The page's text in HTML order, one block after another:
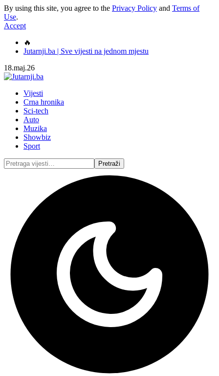
By using this site, you agree to the Privacy Policy and Terms of
Use.
Accept
🔥
Jutarnji.ba | Sve vijesti na jednom mjestu
18.maj.26
Vijesti
Crna hronika
Sci-tech
Auto
Muzika
Showbiz
Sport